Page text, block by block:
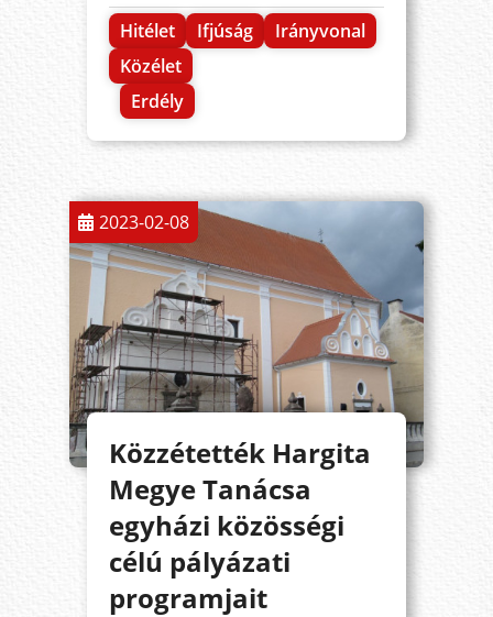
Hitélet Ifjúság
Irányvonal
Közélet
Erdély
2023-02-08
Közzétették Hargita
Megye Tanácsa
egyházi közösségi
célú pályázati
programjait